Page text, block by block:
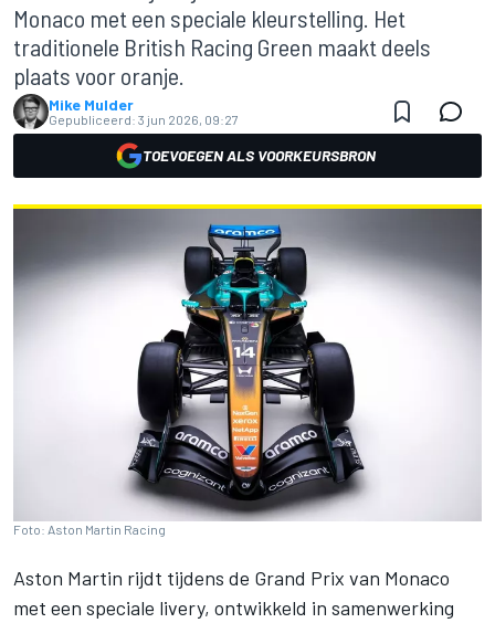
Monaco met een speciale kleurstelling. Het
traditionele British Racing Green maakt deels
plaats voor oranje.
Mike Mulder
Gepubliceerd: 3 jun 2026, 09:27
TOEVOEGEN ALS VOORKEURSBRON
Foto: Aston Martin Racing
Aston Martin rijdt tijdens de Grand Prix van Monaco
met een speciale livery, ontwikkeld in samenwerking